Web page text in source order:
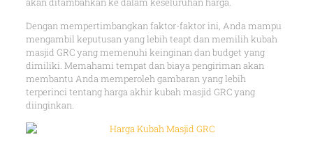
Dengan mempertimbangkan faktor-faktor ini, Anda mampu
mengambil keputusan yang lebih teapt dan memilih kubah
masjid GRC yang memenuhi keinginan dan budget yang
dimiliki. Memahami tempat dan biaya pengiriman akan
membantu Anda memperoleh gambaran yang lebih
terperinci tentang harga akhir kubah masjid GRC yang
diinginkan.